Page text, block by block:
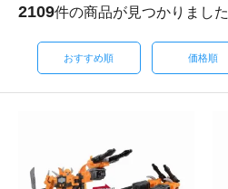
2109件の商品が見つかりました
おすすめ順 価格順